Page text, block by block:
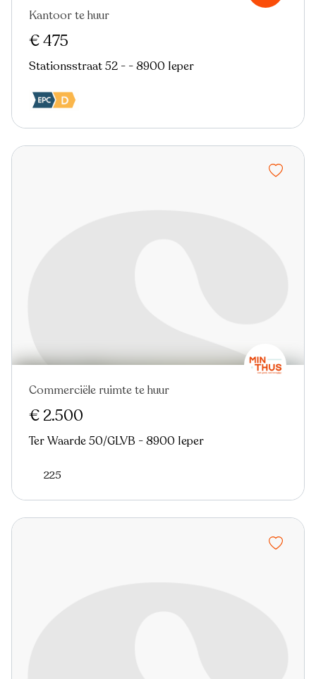
Kantoor te huur
€ 475
Stationsstraat 52 - - 8900 Ieper
Commerciële ruimte te huur
€ 2.500
Ter Waarde 50/GLVB - 8900 Ieper
225